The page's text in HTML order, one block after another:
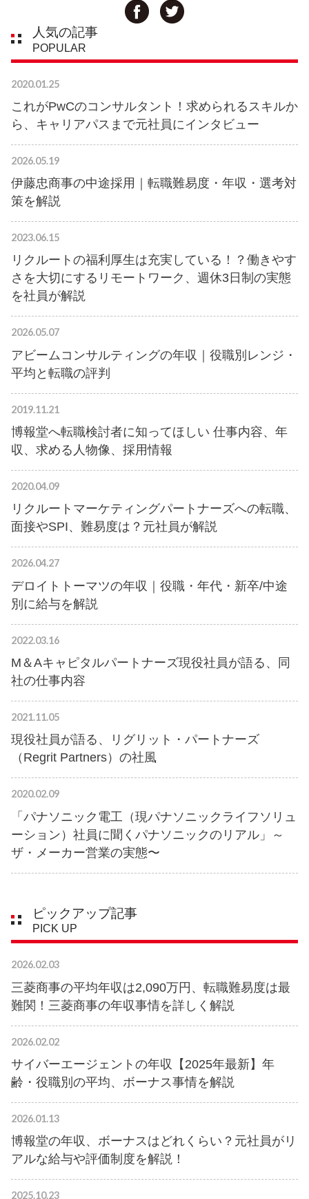
人気の記事
POPULAR
2020.01.25
これがPwCのコンサルタント！求められるスキルか
ら、キャリアパスまで元社員にインタビュー
2026.05.19
伊藤忠商事の中途採用｜転職難易度・年収・選考対
策を解説
2023.06.15
リクルートの福利厚生は充実している！？働きやす
さを大切にするリモートワーク、週休3日制の実態
を社員が解説
2026.05.07
アビームコンサルティングの年収｜役職別レンジ・
平均と転職の評判
2019.11.21
博報堂へ転職検討者に知ってほしい 仕事内容、年
収、求める人物像、採用情報
2020.04.09
リクルートマーケティングパートナーズへの転職、
面接やSPI、難易度は？元社員が解説
2026.04.27
デロイトトーマツの年収｜役職・年代・新卒/中途
別に給与を解説
2022.03.16
M＆Aキャピタルパートナーズ現役社員が語る、同
社の仕事内容
2021.11.05
現役社員が語る、リグリット・パートナーズ
（Regrit Partners）の社風
2020.02.09
「パナソニック電工（現パナソニックライフソリュ
ーション）社員に聞くパナソニックのリアル」～
ザ・メーカー営業の実態〜
ピックアップ記事
PICK UP
2026.02.03
三菱商事の平均年収は2,090万円、転職難易度は最
難関！三菱商事の年収事情を詳しく解説
2026.02.02
サイバーエージェントの年収【2025年最新】年
齢・役職別の平均、ボーナス事情を解説
2026.01.13
博報堂の年収、ボーナスはどれくらい？元社員がリ
アルな給与や評価制度を解説！
2025.10.23